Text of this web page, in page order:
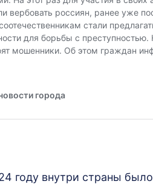
году внутри страны